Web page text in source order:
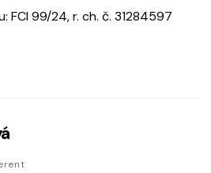
FCI 99/24, r. ch. č. 31284597